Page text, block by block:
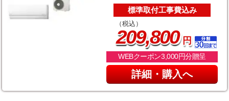
標準取付工事費込み
（税込）
209,800円
WEBクーポン3,000円分贈呈
詳細・購入へ